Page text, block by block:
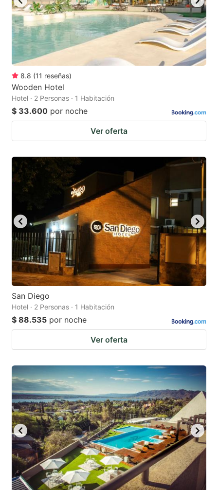
8.8 (11 reseñas)
Wooden Hotel
Hotel · 2 Personas · 1 Habitación
$ 33.600 por noche
Ver oferta
San Diego
Hotel · 2 Personas · 1 Habitación
$ 88.535 por noche
Ver oferta